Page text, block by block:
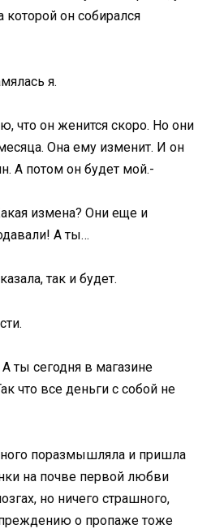
он собирался
я.
что он женится скоро. Но они
Она ему изменит. И он
А потом он будет мой.-
измена? Они еще и
А ты…
так и будет.
ты сегодня в магазине
что все деньги с собой не
поразмышляла и пришла
на почве первой любви
но ничего страшного,
о пропаже тоже